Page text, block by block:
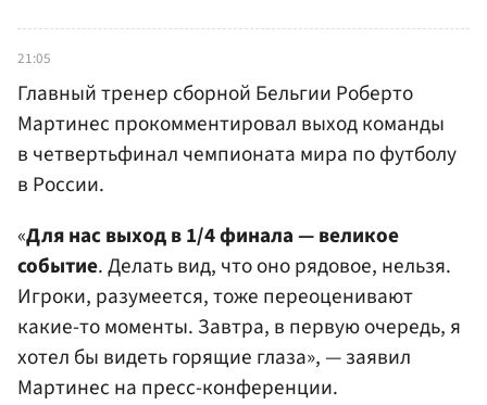
21:05
Главный тренер сборной Бельгии Роберто
Мартинес прокомментировал выход команды
в четвертьфинал чемпионата мира по футболу
в России.
«Для нас выход в 1/4 финала — великое
событие. Делать вид, что оно рядовое, нельзя.
Игроки, разумеется, тоже переоценивают
какие-то моменты. Завтра, в первую очередь, я
хотел бы видеть горящие глаза», — заявил
Мартинес на пресс-конференции.